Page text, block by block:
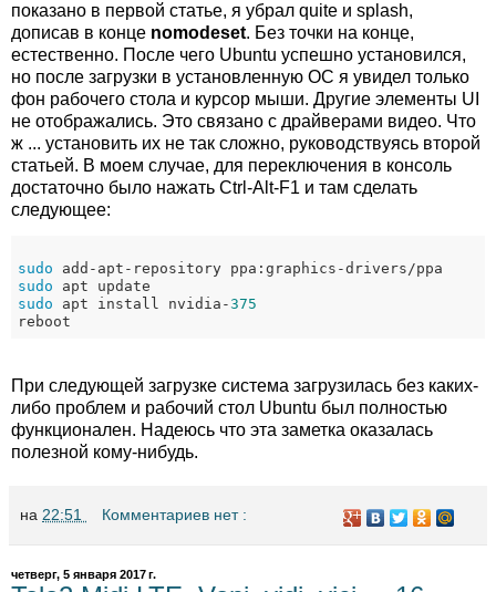
показано в первой статье, я убрал quite и splash,
дописав в конце nomodeset. Без точки на конце,
естественно. После чего Ubuntu успешно установился,
но после загрузки в установленную ОС я увидел только
фон рабочего стола и курсор мыши. Другие элементы UI
не отображались. Это связано с драйверами видео. Что
ж ... установить их не так сложно, руководствуясь второй
статьей. В моем случае, для переключения в консоль
достаточно было нажать Ctrl-Alt-F1 и там сделать
следующее:
sudo
sudo
sudo apt install nvidia-375
При следующей загрузке система загрузилась без каких-
либо проблем и рабочий стол Ubuntu был полностью
функционален. Надеюсь что эта заметка оказалась
полезной кому-нибудь.
на 22:51 Комментариев нет :
четверг, 5 января 2017 г.